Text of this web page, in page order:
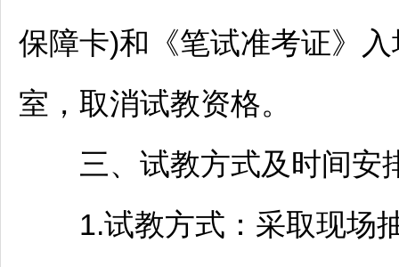
保障卡)和《笔试准考证》
室，取消试教资格。
三、试教方式及时间安
1.试教方式：采取现场抽